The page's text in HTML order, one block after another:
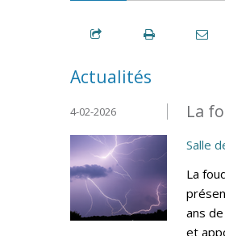
Actualités
La
4-02-2026
Salle
La
ans
et